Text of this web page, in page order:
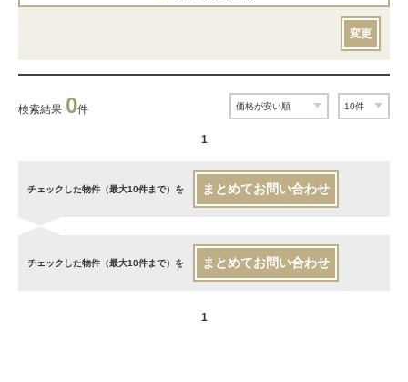
変更
検索結果 0件
1
チェックした物件（最大10件まで）を まとめてお問い合わせ
チェックした物件（最大10件まで）を まとめてお問い合わせ
1